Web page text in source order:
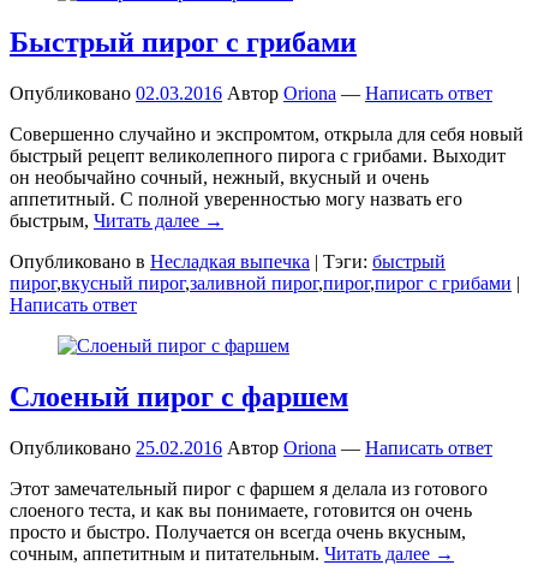
Быстрый пирог с грибами
Опубликовано 02.03.2016 Автор Oriona — Написать ответ
Совершенно случайно и экспромтом, открыла для себя новый
быстрый рецепт великолепного пирога с грибами. Выходит
он необычайно сочный, нежный, вкусный и очень
аппетитный. С полной уверенностью могу назвать его
быстрым, Читать далее →
Опубликовано в Несладкая выпечка | Тэги: быстрый
пирог,вкусный пирог,заливной пирог,пирог,пирог с грибами |
Написать ответ
Слоеный пирог с фаршем
Опубликовано 25.02.2016 Автор Oriona — Написать ответ
Этот замечательный пирог с фаршем я делала из готового
слоеного теста, и как вы понимаете, готовится он очень
просто и быстро. Получается он всегда очень вкусным,
сочным, аппетитным и питательным. Читать далее →